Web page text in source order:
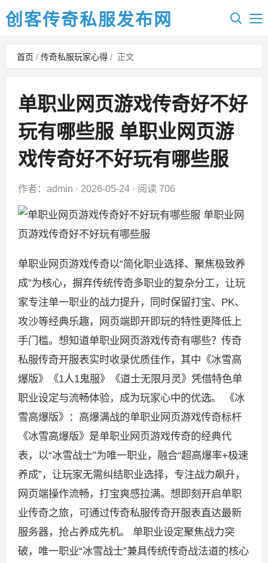
创客传奇私服发布网
首页 / 传奇私服玩家心得 / 正文
单职业网页游戏传奇好不好
玩有哪些服 单职业网页游
戏传奇好不好玩有哪些服
作者：admin · 2026-05-24· 阅读 706
单职业网页游戏传奇以“简化职业选择、聚焦极致养
成”为核心，摒弃传统传奇多职业的复杂分工，让玩
家专注单一职业的战力提升，同时保留打宝、PK、
攻沙等经典乐趣，网页端即开即玩的特性更降低上
手门槛。想知道单职业网页游戏传奇有哪些？传奇
私服传奇开服表实时收录优质佳作，其中《冰雪高
爆版》《1人1鬼服》《道士无限月灵》凭借特色单
职业设定与流畅体验，成为玩家心中的优选。 《冰
雪高爆版》：高爆满战的单职业网页游戏传奇标杆
《冰雪高爆版》是单职业网页游戏传奇的经典代
表，以“冰雪战士”为唯一职业，融合“超高爆率+极速
养成”，让玩家无需纠结职业选择，专注战力飙升，
网页端操作流畅，打宝爽感拉满。想即刻开启单职
业传奇之旅，可通过传奇私服传奇开服表直达最新
服务器，抢占养成先机。 单职业设定聚焦战力突
破，唯一职业“冰雪战士”兼具传统传奇战法道的核心